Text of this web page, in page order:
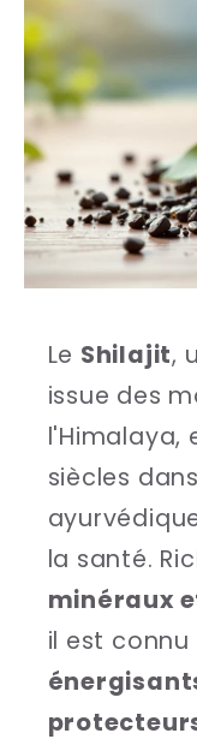
Le Shilajit,
issue des
l'Himalaya,
siècles
la santé.
minéraux
il est connu